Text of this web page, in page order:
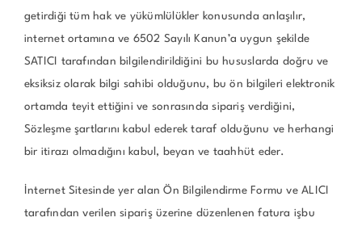
getirdiği tüm hak ve yükümlülükler konusunda anlaşılır,
internet ortamına ve 6502 Sayılı Kanun’a uygun şekilde
SATICI tarafından bilgilendirildiğini bu hususlarda doğru ve
eksiksiz olarak bilgi sahibi olduğunu, bu ön bilgileri elektronik
ortamda teyit ettiğini ve sonrasında sipariş verdiğini,
Sözleşme şartlarını kabul ederek taraf olduğunu ve herhangi
bir itirazı olmadığını kabul, beyan ve taahhüt eder.
İnternet Sitesinde yer alan Ön Bilgilendirme Formu ve ALICI
tarafından verilen sipariş üzerine düzenlenen fatura işbu